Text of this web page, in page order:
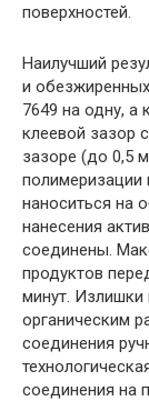
поверхностей.
Наилучший
и
7649 на одну, а
клеевой зазор
зазоре (до 0,5
полимеризации
наноситься на
нанесения
соединены.
продуктов
минут. Излишки
органическим
соединения
соединения на